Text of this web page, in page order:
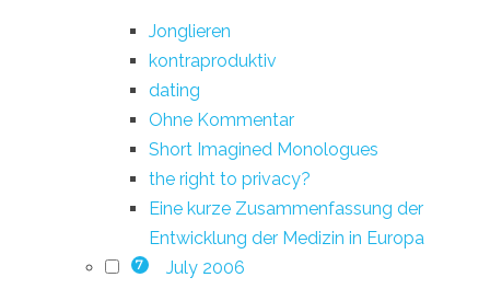
Jonglieren
kontraproduktiv
dating
Ohne Kommentar
Short Imagined Monologues
the right to privacy?
Eine kurze Zusammenfassung der
Entwicklung der Medizin in Europa
7 July 2006